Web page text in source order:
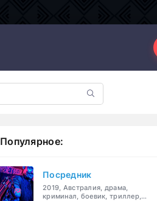
Популярное:
Посредник
2019, Австралия, драма,
криминал, боевик, триллер,